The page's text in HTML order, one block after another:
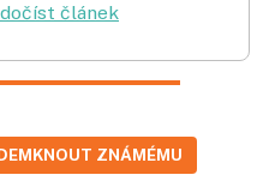
článek
ZNÁMÉMU